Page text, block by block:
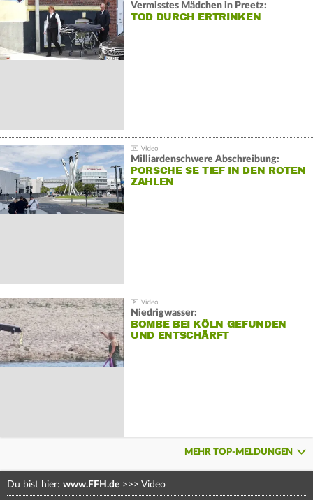
Vermisstes Mädchen in Preetz:
TOD DURCH ERTRINKEN
Milliardenschwere Abschreibung:
PORSCHE SE TIEF IN DEN ROTEN
ZAHLEN
Niedrigwasser:
BOMBE BEI KÖLN GEFUNDEN
UND ENTSCHÄRFT
MEHR TOP-MELDUNGEN
Du bist hier: www.FFH.de >>> Video